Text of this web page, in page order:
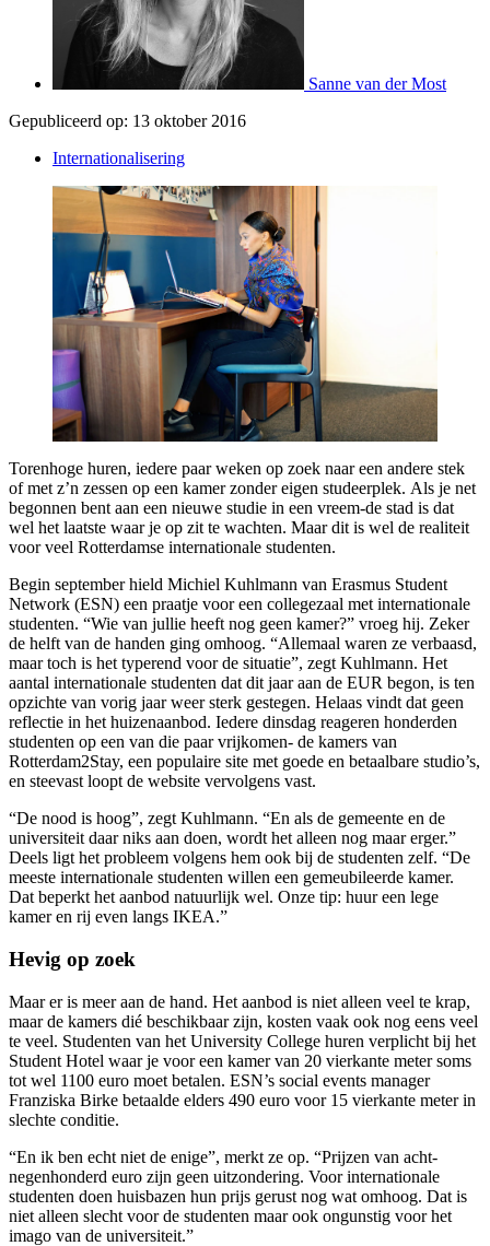
Sanne van der Most
Gepubliceerd op: 13 oktober 2016
Internationalisering
Torenhoge huren, iedere paar weken op zoek naar een andere stek
of met z’n zessen op een kamer zonder eigen studeerplek. Als je net
begonnen bent aan een nieuwe studie in een vreem-de stad is dat
wel het laatste waar je op zit te wachten. Maar dit is wel de realiteit
voor veel Rotterdamse internationale studenten.
Begin september hield Michiel Kuhlmann van Erasmus Student
Network (ESN) een praatje voor een collegezaal met internationale
studenten. “Wie van jullie heeft nog geen kamer?” vroeg hij. Zeker
de helft van de handen ging omhoog. “Allemaal waren ze verbaasd,
maar toch is het typerend voor de situatie”, zegt Kuhlmann. Het
aantal internationale studenten dat dit jaar aan de EUR begon, is ten
opzichte van vorig jaar weer sterk gestegen. Helaas vindt dat geen
reflectie in het huizenaanbod. Iedere dinsdag reageren honderden
studenten op een van die paar vrijkomen- de kamers van
Rotterdam2Stay, een populaire site met goede en betaalbare studio’s,
en steevast loopt de website vervolgens vast.
“De nood is hoog”, zegt Kuhlmann. “En als de gemeente en de
universiteit daar niks aan doen, wordt het alleen nog maar erger.”
Deels ligt het probleem volgens hem ook bij de studenten zelf. “De
meeste internationale studenten willen een gemeubileerde kamer.
Dat beperkt het aanbod natuurlijk wel. Onze tip: huur een lege
kamer en rij even langs IKEA.”
Hevig op zoek
Maar er is meer aan de hand. Het aanbod is niet alleen veel te krap,
maar de kamers dié beschikbaar zijn, kosten vaak ook nog eens veel
te veel. Studenten van het University College huren verplicht bij het
Student Hotel waar je voor een kamer van 20 vierkante meter soms
tot wel 1100 euro moet betalen. ESN’s social events manager
Franziska Birke betaalde elders 490 euro voor 15 vierkante meter in
slechte conditie.
“En ik ben echt niet de enige”, merkt ze op. “Prijzen van acht-
negenhonderd euro zijn geen uitzondering. Voor internationale
studenten doen huisbazen hun prijs gerust nog wat omhoog. Dat is
niet alleen slecht voor de studenten maar ook ongunstig voor het
imago van de universiteit.”